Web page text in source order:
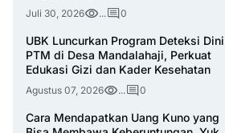
Juli 30, 2026 ... 0
UBK Luncurkan Program Deteksi Dini
PTM di Desa Mandalahaji, Perkuat
Edukasi Gizi dan Kader Kesehatan
Agustus 07, 2026 ... 0
Cara Mendapatkan Uang Kuno yang